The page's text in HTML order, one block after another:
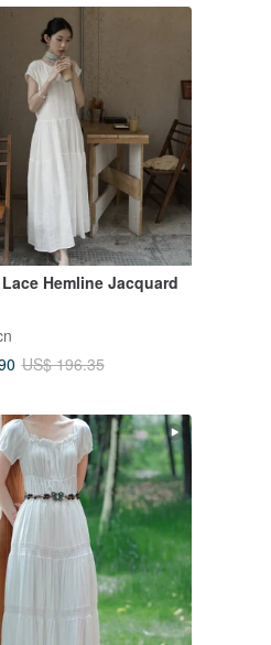
Hemline Jacquard
US$ 196.35